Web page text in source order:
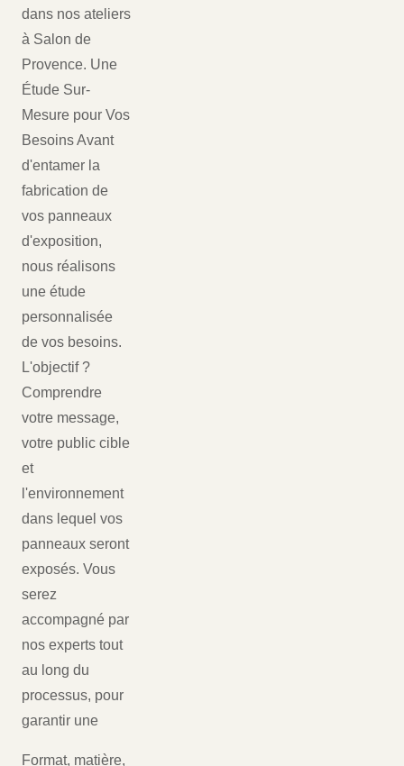
dans nos ateliers
à Salon de
Provence. Une
Étude Sur-
Mesure pour Vos
Besoins Avant
d'entamer la
fabrication de
vos panneaux
d'exposition,
nous réalisons
une étude
personnalisée
de vos besoins.
L'objectif ?
Comprendre
votre message,
votre public cible
et
l'environnement
dans lequel vos
panneaux seront
exposés. Vous
serez
accompagné par
nos experts tout
au long du
processus, pour
garantir une
Format, matière,